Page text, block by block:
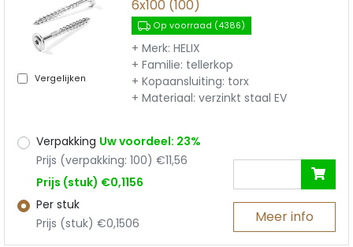
Vergelijken
6x100 (100)
Op voorraad (4386)
+ Merk: HELIX
+ Familie: tellerkop
+ Kopaansluiting: torx
+ Materiaal: verzinkt staal EV
Verpakking Uw voordeel: 23%
Prijs (verpakking: 100) €11,56
Prijs (stuk) €0,1156
Per stuk
Prijs (stuk) €0,1506
Meer info